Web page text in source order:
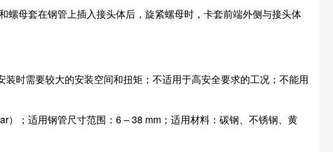
母套在钢管上插入接头体后，旋紧螺母时，卡套前端外侧与接头体
时需要较大的安装空间和扭矩；不适用于高安全要求的工况；不能用
；适用钢管尺寸范围：6 – 38 mm；适用材料：碳钢、不锈钢、黄